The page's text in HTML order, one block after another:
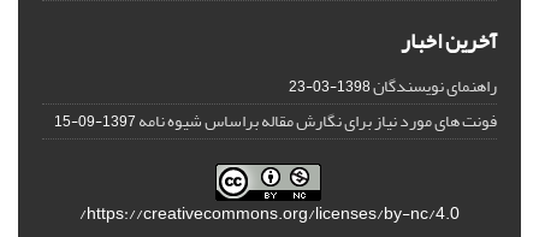
آخرین اخبار
راهنمای نویسندگان1398-03-23
فونت های مورد نیاز برای نگارش مقاله براساس شیوه نامه1397-09-15
https://creativecommons.org/licenses/by-nc/4.0/